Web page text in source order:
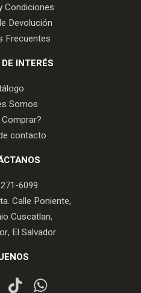
Condiciones
Devolución
Frecuentes
INTERÉS
Somos
contacto
6099
Calle Poniente,
Cuscatlan,
El Salvador